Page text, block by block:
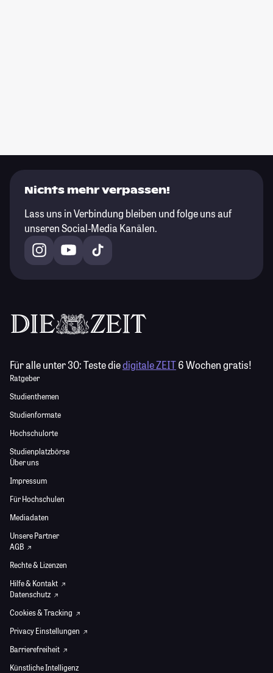
Nichts mehr verpassen!
Lass uns in Verbindung bleiben und folge uns auf
unseren Social-Media Kanälen.
Für alle unter 30:Teste diedigitale ZEIT6 Wochen gratis!
Ratgeber
Studienthemen
Studienformate
Hochschulorte
Studienplatzbörse
Über uns
Impressum
Für Hochschulen
Mediadaten
Unsere Partner
AGB
Rechte & Lizenzen
Hilfe & Kontakt
Datenschutz
Cookies & Tracking
Privacy Einstellungen
Barrierefreiheit
Künstliche Intelligenz